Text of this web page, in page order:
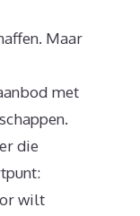
Maar
met
die
wilt